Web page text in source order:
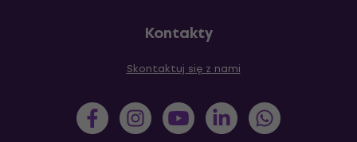
Kontakty
Skontaktuj się z nami